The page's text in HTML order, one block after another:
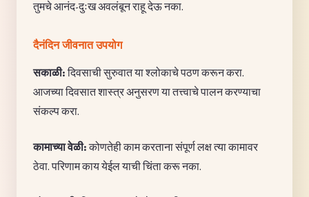
तुमचे आनंद-दुःख अवलंबून राहू देऊ नका.
दैनंदिन जीवनात उपयोग
सकाळी:दिवसाची सुरुवात या श्लोकाचे पठण करून करा.
आजच्या दिवसात शास्त्र अनुसरण या तत्त्वाचे पालन करण्याचा
संकल्प करा.
कामाच्या वेळी:कोणतेही काम करताना संपूर्ण लक्ष त्या कामावर
ठेवा. परिणाम काय येईल याची चिंता करू नका.